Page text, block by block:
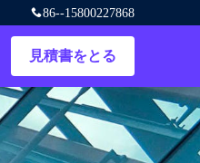
86--15800227868
見積書をとる